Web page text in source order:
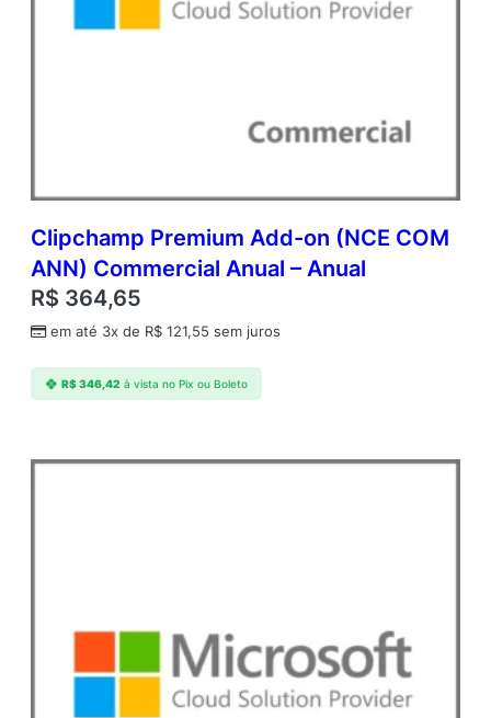
Clipchamp Premium Add-on (NCE COM
ANN) Commercial Anual – Anual
R$ 364,65
em até 3x de R$ 121,55 sem juros
R$346,42 à vista no Pix ou Boleto